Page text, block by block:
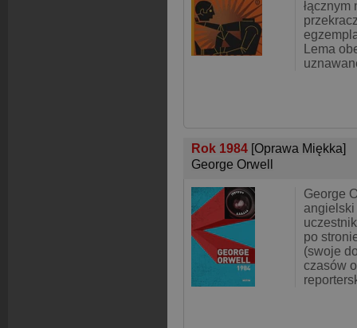
łącznym
Lema
Rok 1984 [Oprawa Miękka]
George Orwell
George
po
(swoje
czasów